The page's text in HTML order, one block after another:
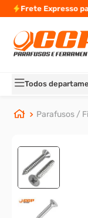
Frete Expresso
Todos
Parafusos /
TERMOS MAIS
2º
carrinho
3º
porca
º
arruela
cupilha
º
sextavado
parafuso allen